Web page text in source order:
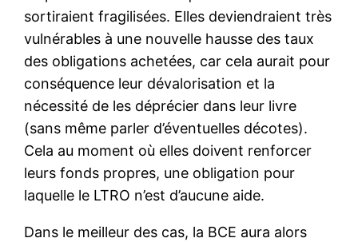
sortiraient fragilisées. Elles deviendraient très
vulnérables à une nouvelle hausse des taux
des obligations achetées, car cela aurait pour
conséquence leur dévalorisation et la
nécessité de les déprécier dans leur livre
(sans même parler d’éventuelles décotes).
Cela au moment où elles doivent renforcer
leurs fonds propres, une obligation pour
laquelle le LTRO n’est d’aucune aide.
Dans le meilleur des cas, la BCE aura alors